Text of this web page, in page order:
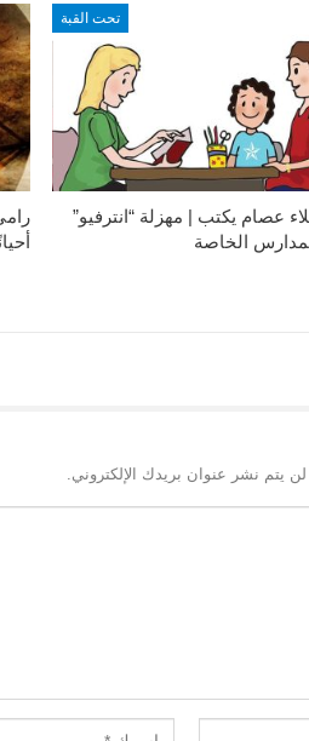
تحت القبة
عصام يكتب | مهزلة “انترفيو”
الخاصة
لن يتم نشر عنوان بريدك الإلكتروني.